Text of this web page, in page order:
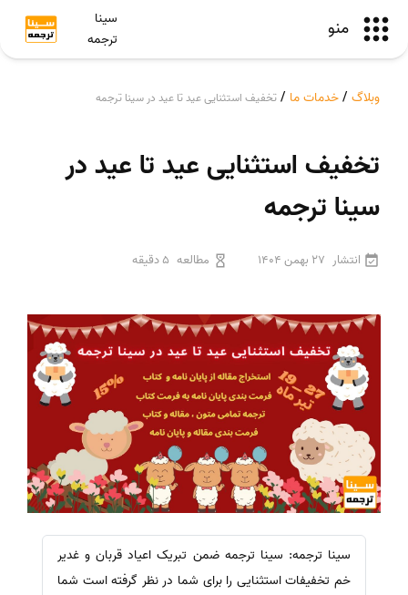
منو
سینا
ترجمه
وبلاگ /خدمات ما / تخفیف استثنایی عید تا عید در سینا ترجمه
تخفیف استثنایی عید تا عید در
سینا ترجمه
انتشار 27 بهمن 1404 مطالعه 5 دقیقه
سینا ترجمه: سینا ترجمه ضمن تبریک اعیاد قربان و غدیر
خم تخفیفات استثنایی را برای شما در نظر گرفته است شما